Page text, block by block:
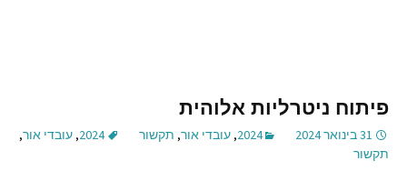
פיתוח ניטרליות אלוהית
31 בינואר 2024 2024
, עובדי אור, תקשור 2024
, עובדי אור,
תקשור